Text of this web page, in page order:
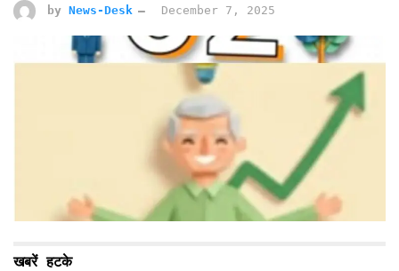
by News-Desk December 7, 2025
खबरें हटके